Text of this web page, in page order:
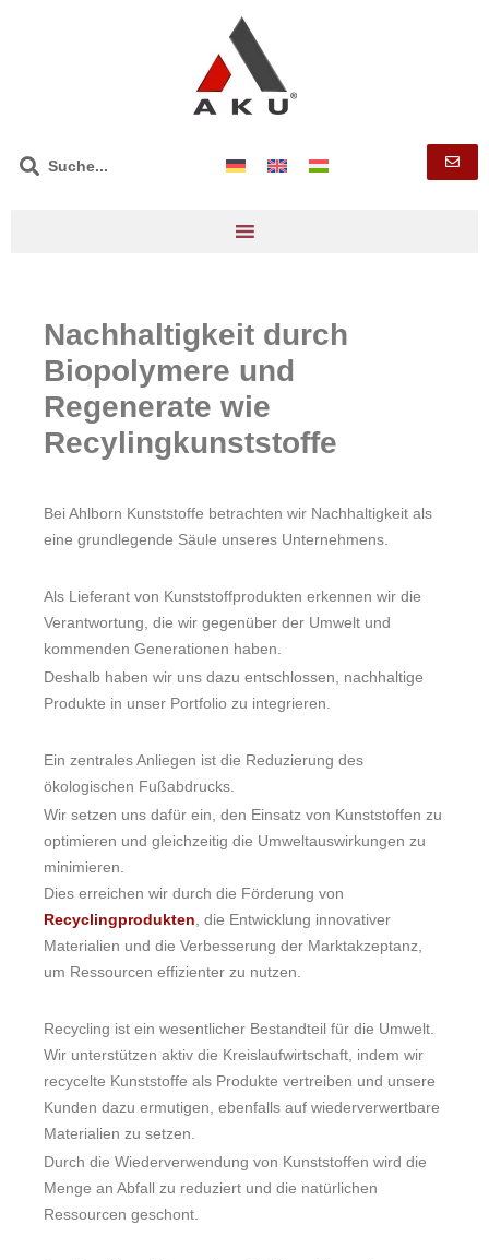
Nachhaltigkeit durch
Biopolymere und
Regenerate wie
Recylingkunststoffe
Bei Ahlborn Kunststoffe betrachten wir Nachhaltigkeit als
eine grundlegende Säule unseres Unternehmens.
Als Lieferant von Kunststoffprodukten erkennen wir die
Verantwortung, die wir gegenüber der Umwelt und
kommenden Generationen haben.
Deshalb haben wir uns dazu entschlossen, nachhaltige
Produkte in unser Portfolio zu integrieren.
Ein zentrales Anliegen ist die Reduzierung des
ökologischen Fußabdrucks.
Wir setzen uns dafür ein, den Einsatz von Kunststoffen zu
optimieren und gleichzeitig die Umweltauswirkungen zu
minimieren.
Dies erreichen wir durch die Förderung von
Recyclingprodukten, die Entwicklung innovativer
Materialien und die Verbesserung der Marktakzeptanz,
um Ressourcen effizienter zu nutzen.
Recycling ist ein wesentlicher Bestandteil für die Umwelt.
Wir unterstützen aktiv die Kreislaufwirtschaft, indem wir
recycelte Kunststoffe als Produkte vertreiben und unsere
Kunden dazu ermutigen, ebenfalls auf wiederverwertbare
Materialien zu setzen.
Durch die Wiederverwendung von Kunststoffen wird die
Menge an Abfall zu reduziert und die natürlichen
Ressourcen geschont.